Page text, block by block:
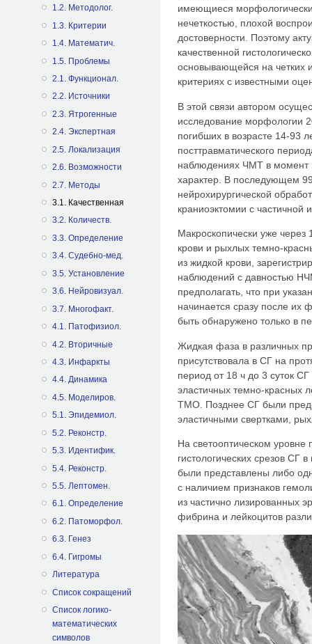
1.2. Методолог.
1.3. Критерии
1.4. Математич.
1.5. Проблемы
2.1. Функционал.
2.2. Источники
2.3. Ятрогенные
2.4. Экспертная
2.5. Локализация
2.6. Возможности
2.7. Методы
3.1. Качественная
3.2. Количеств.
3.3. Определение
3.4. Судебно-мед.
3.5. Установление
3.6. Нейровизуал.
3.7. Многофакт.
4.1. Патофизиол.
4.2. Вторичные
4.3. Инфаркты
4.4. Динамика
4.5. Mоделиров.
5.1. Эпидемиол.
5.2. Реконстр.
5.3. Идентифик.
5.4. Реконстр.
5.5. Лептомен.
6.1. Определение
6.2. Патоморфол.
6.3. Генез
6.4. Гигромы
Литература
Список сокращений
Список логико-
математических
символов
имеющиеся
нечеткостью, плохой
достоверности. Поэтому
качественной
основывающейся на четких
критериях с известными
В этой связи автором
исследование морфологии
погибших в возрасте 14-93
посттравматического
наблюдениях ЧМТ в момент
характер. В последующем
нейрохирургической
краниоэктомии с частичной
Макроскопически уже
крови и рыхлых темно-
из жидкой крови,
наблюдений с давностью
предполагать, что при
начинается сразу после их
быть обнаружено только в
Жидкая фаза в различных
присутствовала в СГ на
период от 18 ч до 3 суток
эластичных темно-красных
ТМО. Позднее СГ были
эластичными свертками,
На светооптическом
гистологических срезов
были представлены либо
с наличием признаков
из частично лизированных
фибрина и лейкоцитов